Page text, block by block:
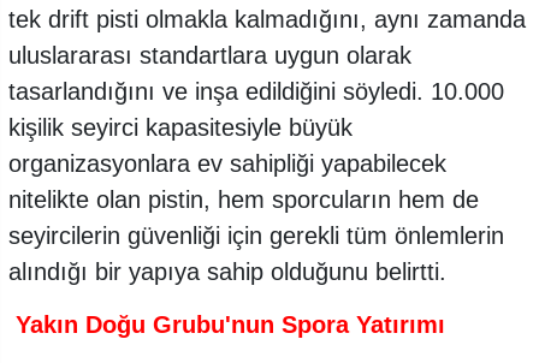
tek drift pisti olmakla kalmadığını, aynı zamanda
uluslararası standartlara uygun olarak
tasarlandığını ve inşa edildiğini söyledi. 10.000
kişilik seyirci kapasitesiyle büyük
organizasyonlara ev sahipliği yapabilecek
nitelikte olan pistin, hem sporcuların hem de
seyircilerin güvenliği için gerekli tüm önlemlerin
alındığı bir yapıya sahip olduğunu belirtti.
Yakın Doğu Grubu'nun Spora Yatırımı